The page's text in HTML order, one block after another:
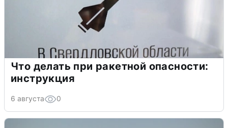
Что делать при ракетной опасности:
инструкция
6 августа 0